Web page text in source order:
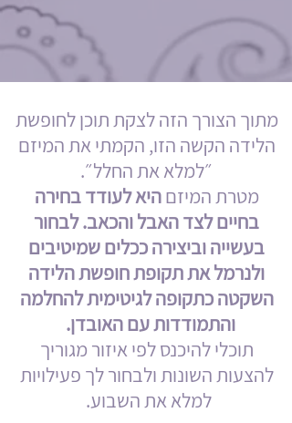
מתוך הצורך הזה לצקת תוכן לחופשת
הלידה הקשה הזו, הקמתי את המיזם
״למלא את החלל״.
מטרת המיזםהיא לעודד בחירה
בחיים לצד האבל והכאב. לבחור
בעשייה וביצירה ככלים שמיטיבים
ולנרמל את תקופת חופשת הלידה
השקטה כתקופה לגיטימית להחלמה
והתמודדות עם האובדן.
תוכלי להיכנס לפי איזור מגוריך
להצעות השונותולבחור לך פעילויות
למלא את השבוע.